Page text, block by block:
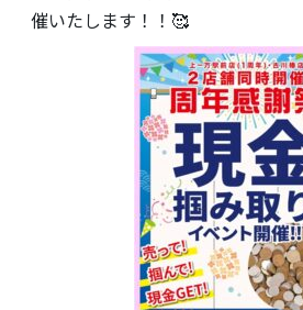
催いたします！！🥰